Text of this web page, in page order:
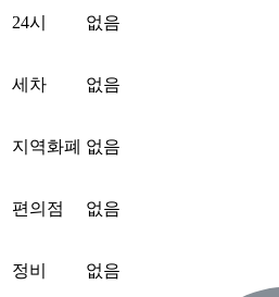
24시 없음
세차 없음
지역화폐 없음
편의점 없음
정비 없음